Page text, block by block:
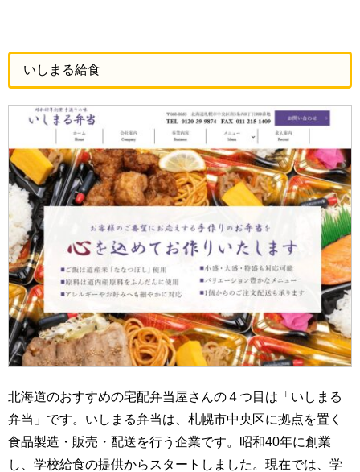
いしまる給食
北海道のおすすめの宅配弁当屋さんの４つ目は「いしまる
弁当」です。いしまる弁当は、札幌市中央区に拠点を置く
食品製造・販売・配送を行う企業です。昭和40年に創業
し、学校給食の提供からスタートしました。現在では、学